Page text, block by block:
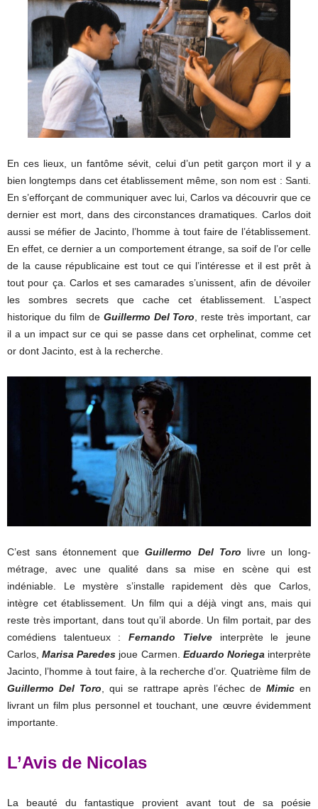
En ces lieux, un fantôme sévit, celui d’un petit garçon mort il y a
bien longtemps dans cet établissement même, son nom est : Santi.
En s’efforçant de communiquer avec lui, Carlos va découvrir que ce
dernier est mort, dans des circonstances dramatiques. Carlos doit
aussi se méfier de Jacinto, l’homme à tout faire de l’établissement.
En effet, ce dernier a un comportement étrange, sa soif de l’or celle
de la cause républicaine est tout ce qui l’intéresse et il est prêt à
tout pour ça. Carlos et ses camarades s’unissent, afin de dévoiler
les sombres secrets que cache cet établissement. L’aspect
historique du film de Guillermo Del Toro , reste très important, car
il a un impact sur ce qui se passe dans cet orphelinat, comme cet
or dont Jacinto, est à la recherche.
C’est sans étonnement queGuillermo Del Toro livre un long-
métrage, avec une qualité dans sa mise en scène qui est
indéniable. Le mystère s’installe rapidement dès que Carlos,
intègre cet établissement. Un film qui a déjà vingt ans, mais qui
reste très important, dans tout qu’il aborde. Un film portait, par des
comédiens talentueux :Fernando Tielveinterprète le jeune
Carlos,Marisa Paredes joue Carmen. Eduardo Noriega interprète
Jacinto, l’homme à tout faire, à la recherche d’or. Quatrième film de
Guillermo Del Toro , qui se rattrape après l’échec deMimic en
livrant un film plus personnel et touchant, une œuvre évidemment
importante.
L’Avis de Nicolas
La beauté du fantastique provient avant tout de sa poésie